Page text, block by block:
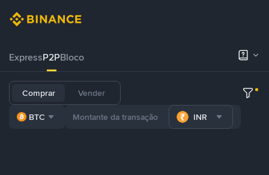
ExpressP2PBloco
Comprar Vender
BTC INR